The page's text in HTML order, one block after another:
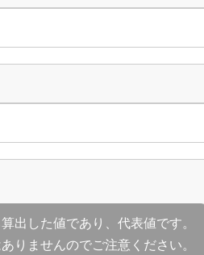
出した値であり、代表値です。
りませんのでご注意ください。